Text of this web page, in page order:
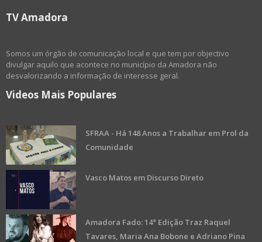
TV Amadora
Somos um órgão de comunicação local e que tem por objectivo
divulgar aquilo que acontece no município da Amadora não
desvalorizando a informação de interesse geral.
Videos Mais Populares
SFRAA - Há 148 Anos a Trabalhar em Prol da
Comunidade
Vasco Matos em Discurso Direto
Amadora Fado: 14ª Edição Traz Raquel
Tavares, Maria Ana Bobone e Adriano Pina